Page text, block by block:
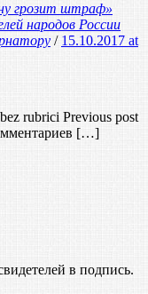
грозит штраф»
народов России
/ 15.10.2017 at
rubrici Previous post
[…]
в подпись.